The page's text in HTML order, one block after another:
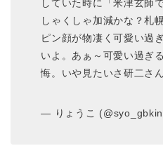
していた時に「米津玄師
しゃくしゃ加減かな？札
ピン顔が物凄く可愛い過
いよ。あぁ～可愛い過ぎ
悔。いや見たいさ研二さ
— りょうこ